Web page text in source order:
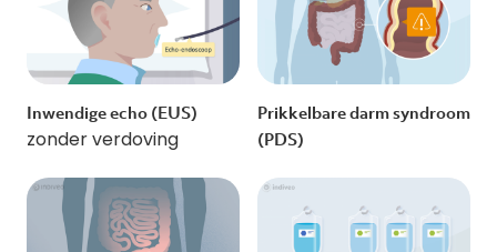
Inwendige echo (EUS)
zonder verdoving
Prikkelbare darm syndroom
(PDS)